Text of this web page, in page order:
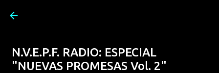
N.V.E.P.F. RADIO: ESPECIAL
"NUEVAS PROMESAS Vol. 2"